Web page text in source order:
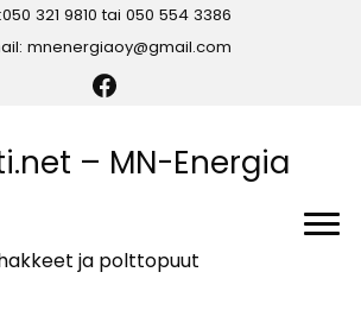
321 9810 tai 050 554 3386
mnenergiaoy@gmail.com
– MN-Energia
ja polttopuut